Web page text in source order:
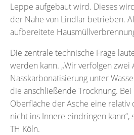
Leppe aufgebaut wird. Dieses
der Nähe von Lindlar betrieben.
aufbereitete
Die zentrale technische Frage
werden kann. „Wir verfolgen
Nasskarbonatisierung unter
die anschließende Trocknung.
Oberfläche der Asche eine
nicht ins Innere eindringen
TH Köln.